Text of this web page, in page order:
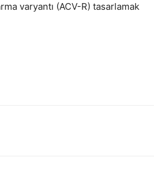
varyantı (ACV-R) tasarlamak